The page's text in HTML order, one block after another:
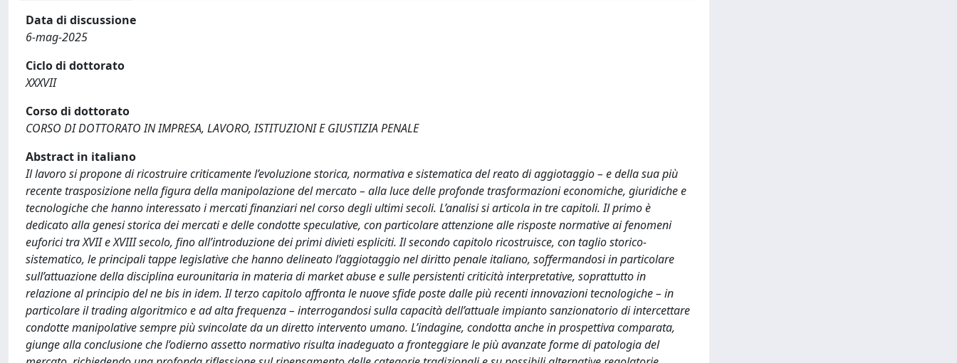
Data di discussione
6-mag-2025
Ciclo di dottorato
XXXVII
Corso di dottorato
CORSO DI DOTTORATO IN IMPRESA, LAVORO, ISTITUZIONI E GIUSTIZIA PENALE
Abstract in italiano
Il lavoro si propone di ricostruire criticamente l’evoluzione storica, normativa e sistematica del reato di aggiotaggio – e della sua più
recente trasposizione nella figura della manipolazione del mercato – alla luce delle profonde trasformazioni economiche, giuridiche e
tecnologiche che hanno interessato i mercati finanziari nel corso degli ultimi secoli. L’analisi si articola in tre capitoli. Il primo è
dedicato alla genesi storica dei mercati e delle condotte speculative, con particolare attenzione alle risposte normative ai fenomeni
euforici tra XVII e XVIII secolo, fino all’introduzione dei primi divieti espliciti. Il secondo capitolo ricostruisce, con taglio storico-
sistematico, le principali tappe legislative che hanno delineato l’aggiotaggio nel diritto penale italiano, soffermandosi in particolare
sull’attuazione della disciplina eurounitaria in materia di market abuse e sulle persistenti criticità interpretative, soprattutto in
relazione al principio del ne bis in idem. Il terzo capitolo affronta le nuove sfide poste dalle più recenti innovazioni tecnologiche – in
particolare il trading algoritmico e ad alta frequenza – interrogandosi sulla capacità dell’attuale impianto sanzionatorio di intercettare
condotte manipolative sempre più svincolate da un diretto intervento umano. L’indagine, condotta anche in prospettiva comparata,
giunge alla conclusione che l’odierno assetto normativo risulta inadeguato a fronteggiare le più avanzate forme di patologia del